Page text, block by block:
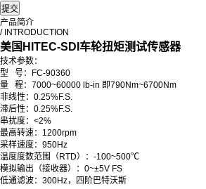
产品简介
/ INTRODUCTION
美国HITEC-SDI车轮扭矩测试传感器
技术参数：
型 号：FC-90360
量 程：7000~60000 lb-in 即790Nm~6700Nm
非线性：0.25%F.S.
滞后性：0.25%F.S.
串扰度：<2%
最高转速：1200rpm
采样速度：950Hz
温度度数范围（RTD）：-100~500℃
模拟输出（接收器）：0~±5V FS
低通滤波：300Hz，四阶巴特沃斯